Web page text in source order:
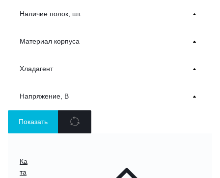
Наличие полок, шт.
Материал корпуса
Хладагент
Напряжение, В
Показать
Ка
та